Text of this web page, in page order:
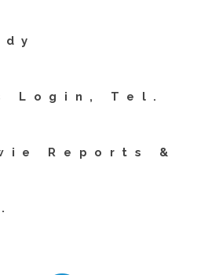
Login, Tel.
Reports &